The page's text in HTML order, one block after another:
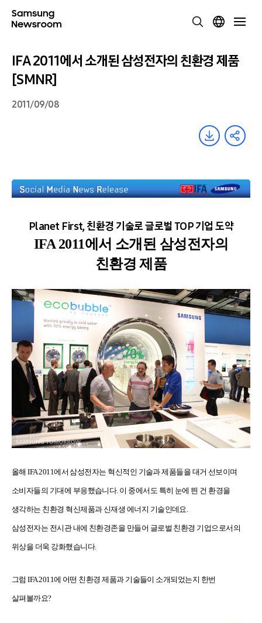
IFA 2011에서 소개된 삼성전자의 친환경 제품
[SMNR]
2011/09/08
Planet First, 친환경 기술로 글로벌 TOP 기업 도약
IFA 2011에서 소개된 삼성전자의
친환경 제품
올해 IFA 2011에서 삼성전자는 혁신적인 기술과 제품들을 대거 선보이며
소비자들의 기대에 부응했습니다. 이 중에서도 특히 눈에 띈 건 환경을
생각하는 친환경 혁신제품과 신재생 에너지 기술인데요.
삼성전자는 전시관 내에 친환경존을 만들어 글로벌 친환경 기업으로서의
위상을 더욱 강화했습니다.
그럼 IFA 2011에 어떤 친환경 제품과 기술들이 소개되었는지 한번
살펴볼까요?